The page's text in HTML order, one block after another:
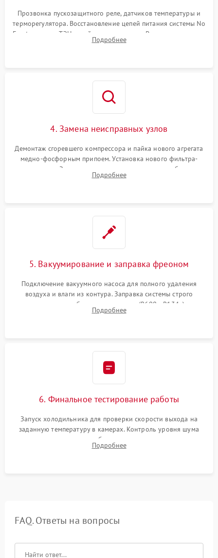
Прозвонка пускозащитного реле, датчиков температуры и
терморегулятора. Восстановление цепей питания системы No
Frost, включая ТЭН оттайки и вентилятор. Ремонт или замена
платы управления при сбоях алгоритмов.
Подробнее
4. Замена неисправных узлов
Демонтаж сгоревшего компрессора и пайка нового агрегата
медно-фосфорным припоем. Установка нового фильтра-
осушителя. Замена изношенных вентиляторов обдува,
сломанных заслонок или поврежденных дверных петель.
Подробнее
5. Вакуумирование и заправка фреоном
Подключение вакуумного насоса для полного удаления
воздуха и влаги из контура. Заправка системы строго
дозированным объемом хладагента (R600a, R134a) по
электронным весам. Контроль рабочего давления в системе.
Подробнее
6. Финальное тестирование работы
Запуск холодильника для проверки скорости выхода на
заданную температуру в камерах. Контроль уровня шума
компрессора, отсутствия обмерзания стенок и корректного
срабатывания системы автоматической оттайки.
Подробнее
FAQ. Ответы на вопросы